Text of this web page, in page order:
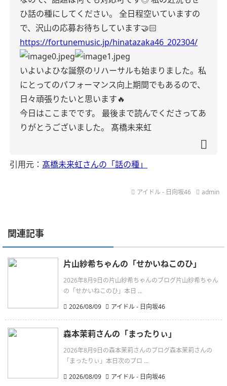
ひ話の種にしてください。
全日程空いていますの
で、沢山の応募お待ちしています🤝🏻
https://fortunemusic.jp/hinatazaka46_202304/
いよいよひな誕祭のリハーサルも始まりました。 私
にとってのパフォーマンス向上期間でもあるので、
日々頑張りたいと思います🔥
今日はここまでです。
最後まで読んでくださってあ
りがとうございました。
髙橋未来虹
引用元： 髙橋未来虹さんの「話の種」
アイドル - 日向坂46 admin
関連記事
片山紗希ちゃんの「せかいねこのひ」
2026年8月9日の片山紗希ちゃんのブログ片山紗希ちゃん
の「せかいねこのひ」本日 ...
2026/08/09
アイドル - 日向坂46
森本茉莉さんの「まったりぃ」
2026年8月9日の森本茉莉さんのブログ森本茉莉さんの
「まったりぃ」本日次のブロ ...
2026/08/09
アイドル - 日向坂46